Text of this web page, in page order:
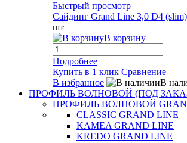
Быстрый просмотр
Сайдинг Grand Line 3,0 D4
шт
В корзину
Подробнее
Купить в 1 клик Сравнение
В избранное
В
ПРОФИЛЬ ВОЛНОВОЙ (ПОД
ПРОФИЛЬ ВОЛНОВОЙ
CLASSIC GRAND LINE
KAMEA GRAND LINE
KREDO GRAND LINE